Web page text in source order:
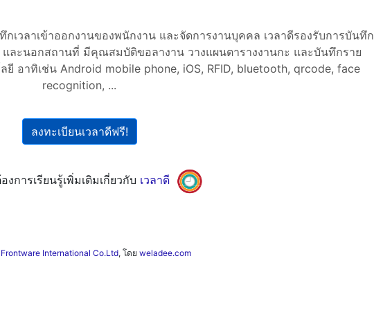
เวลาเข้าออกงานของพนักงาน และจัดการงานบุคคล เวลาดีรองรับการบันทึก
และนอกสถานที่ มีคุณสมบัติขอลางาน วางแผนตารางงานกะ และบันทึกราย
ยี อาทิเช่น Android mobile phone, iOS, RFID, bluetooth, qrcode, face
recognition, ...
ลงทะเบียนเวลาดีฟรี!
การเรียนรู้เพิ่มเติมเกี่ยวกับ เวลาดี
Frontware International Co.Ltd, โดย weladee.com